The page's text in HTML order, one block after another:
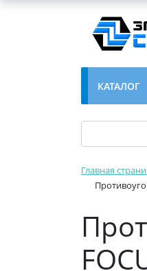
КАТАЛОГ
Главная